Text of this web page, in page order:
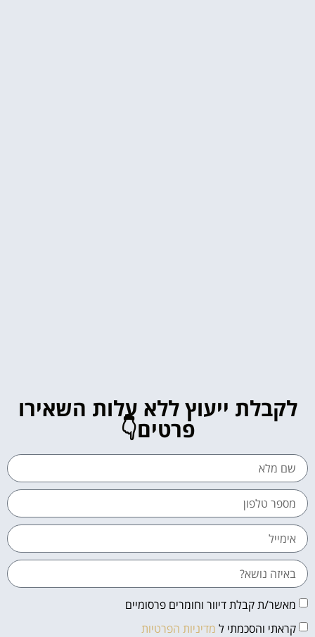
לקבלת ייעוץ ללא עלות השאירו
פרטים👇
מאשר/ת קבלת דיוור וחומרים פרסומיים
קראתי והסכמתי ל מדיניות הפרטיות